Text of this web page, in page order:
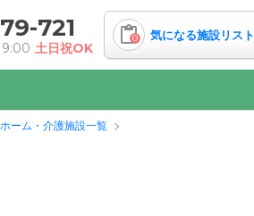
721
土日祝OK
0 気になる施設リスト
ーム・介護施設一覧